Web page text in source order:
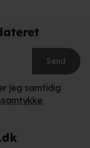
Send
jeg samtidig